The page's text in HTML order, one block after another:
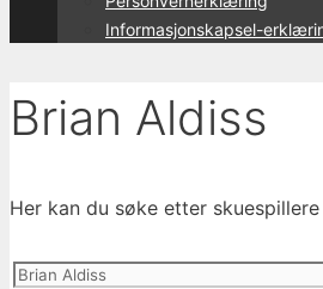
Informasjonskapsel-
Brian Aldiss
Her kan du søke etter